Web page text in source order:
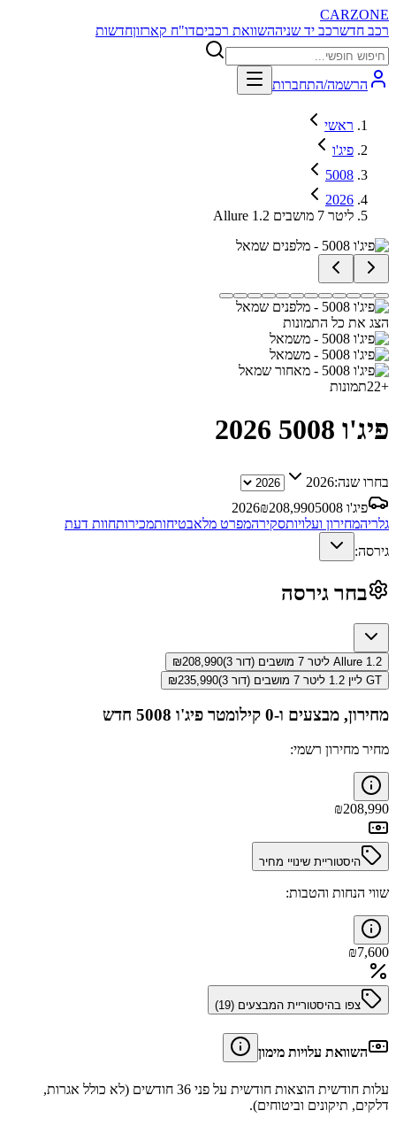
CARZONE
רכב חדשרכב יד שניההשוואת רכביםדו"ח קארזוןחדשות
הרשמה/התחברות
ראשי
פיג'ו
5008
2026
Allure 1.2 ליטר 7 מושבים
הצג את כל התמונות
+
22תמונות
פיג'ו 5008 2026
בחרו שנה:2026
פיג'ו 5008
2026₪208,990
גלריהמחירון ועלויותסקירהמפרט מלאבטיחותמכירותחוות דעת
גירסה:
בחר גירסה
Allure 1.2 ליטר 7 מושבים (דור 3) ₪208,990
GT ליין 1.2 ליטר 7 מושבים (דור 3)
₪235,990
מחירון, מבצעים ו-0 קילומטר פיג'ו 5008 חדש
מחיר מחירון רשמי:
₪208,990
היסטוריית שינויי מחיר
שווי הנחות והטבות:
₪7,600
צפו בהיסטוריית המבצעים (19
)
השוואת עלויות מימון
עלות חודשית הוצאות חודשית על פני 36 חודשים (לא כולל אגרות,
דלקים, תיקונים וביטוחים).